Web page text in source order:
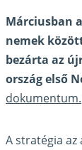
Márciusban
nemek
bezárta az
ország első
dokumentum.
A stratégia